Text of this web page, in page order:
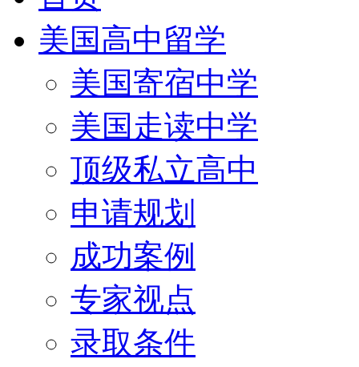
美国高中留学
美国寄宿中学
美国走读中学
顶级私立高中
申请规划
成功案例
专家视点
录取条件